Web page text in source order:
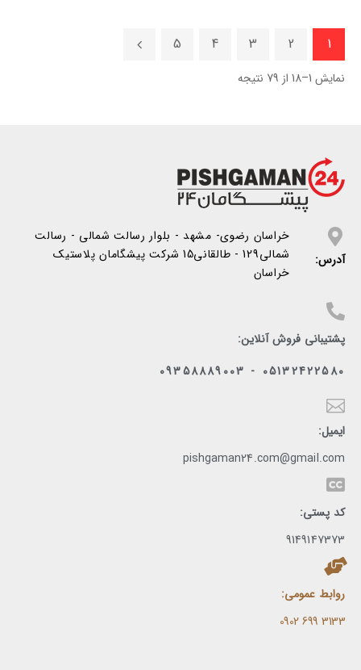
1
2
3
4
5
نمایش 1–18 از 79 نتیجه
آدرس:
خراسان رضوی- مشهد - بلوار رسالت شمالی - رسالت
شمالی129 - طالقانی15 شرکت پیشگامان پلاستیک
خراسان
پشتیبانی فروش آنلاین:
05132422580 - 09358889003
ایمیل:
pishgaman24.com@gmail.com
کد پستی:
9149147373
روابط عمومی:
3133 699 0902​